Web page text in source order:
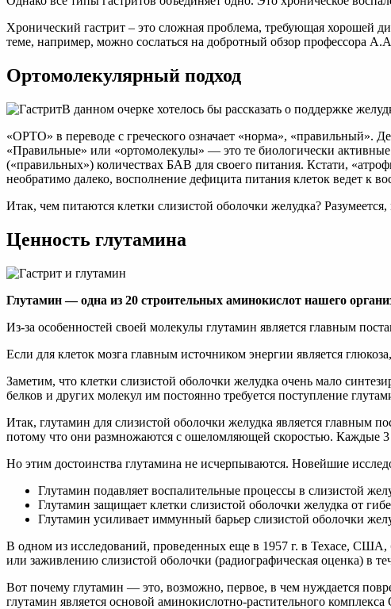
Хронический гастрит – это сложная проблема, требующая хорошей
теме, например, можно сослаться на добротный обзор профессора
Ортомолекулярный подход
В данном очерке хотелось бы рассказать о поддержке
«ОРТО» в переводе с греческого означает «норма», «правильный».
«Правильные» или «ортомолекулы» — это те биологически
(«правильных») количествах БАВ для своего питания. Кстати,
необратимо далеко, восполнение дефицита питания клеток ведет к
Итак, чем питаются клетки слизистой оболочки желудка?
Ценность глутамина
Глутамин — одна из 20 строительных аминокислот нашего
Из-за особенностей своей молекулы глутамин является главным
Если для клеток мозга главным источником энергии является
Заметим, что клетки слизистой оболочки желудка очень мало
белков и других молекул им постоянно требуется поступление
Итак, глутамин для слизистой оболочки желудка является главным
потому что они размножаются с ошеломляющей скоростью. Каждые 3
Но этим достоинства глутамина не исчерпываются. Новейшие
Глутамин подавляет воспалительные процессы в слизистой
Глутамин защищает клетки слизистой оболочки желудка от
Глутамин усиливает иммунный барьер слизистой оболочки
В одном из исследований, проведенных еще в 1957 г. в Техасе,
или заживлению слизистой оболочки (радиографическая оценка) в
Вот почему глутамин — это, возможно, первое, в чем нуждается
глутамин является основой аминокислотно-растительного